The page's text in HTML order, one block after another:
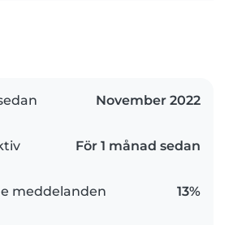
November 2022
För 1 månad sedan
meddelanden 13%